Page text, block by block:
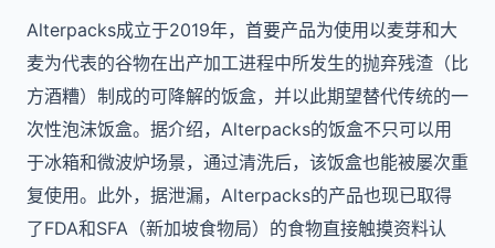
Alterpacks成立于2019年，首要产品为使用以麦芽和大
麦为代表的谷物在出产加工进程中所发生的抛弃残渣（比
方酒糟）制成的可降解的饭盒，并以此期望替代传统的一
次性泡沫饭盒。据介绍，Alterpacks的饭盒不只可以用
于冰箱和微波炉场景，通过清洗后，该饭盒也能被屡次重
复使用。此外，据泄漏，Alterpacks的产品也现已取得
了FDA和SFA（新加坡食物局）的食物直接触摸资料认